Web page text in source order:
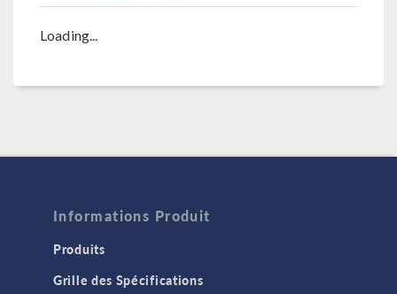
Loading...
Informations Produit
Produits
Grille des Spécifications